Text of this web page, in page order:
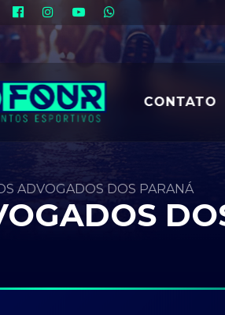
CONTATO
ADVOGADOS DOS PARANÁ